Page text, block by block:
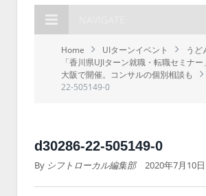
Home UIターンイベント
うど
「香川県UJIターン就職・転職セミナー
大阪で開催。コンサルの個別相談も
22-505149-0
d30286-22-505149-0
By シフトローカル編集部 2020年7月10日